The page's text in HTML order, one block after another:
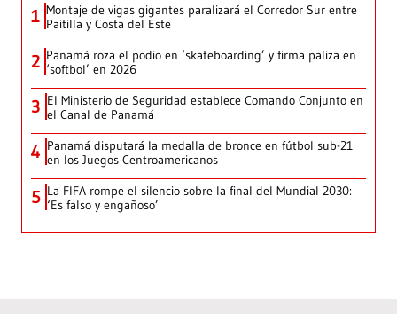
1 Montaje de vigas gigantes paralizará el Corredor Sur entre
Paitilla y Costa del Este
2 Panamá roza el podio en ‘skateboarding’ y firma paliza en
‘softbol’ en 2026
3 El Ministerio de Seguridad establece Comando Conjunto en
el Canal de Panamá
4 Panamá disputará la medalla de bronce en fútbol sub-21
en los Juegos Centroamericanos
5 La FIFA rompe el silencio sobre la final del Mundial 2030:
‘Es falso y engañoso’